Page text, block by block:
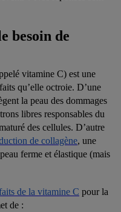
besoin de
vitamine C) est une
qu’elle octroie. D’une
la peau des dommages
libres responsables du
des cellules. D’autre
de collagène, une
ferme et élastique (mais
de la vitamine C pour la
de :